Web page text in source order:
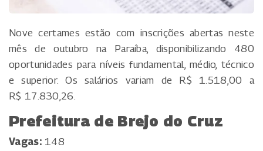
Nove certames estão com inscrições abertas neste
mês de outubro na Paraíba, disponibilizando 480
oportunidades para níveis fundamental, médio, técnico
e superior. Os salários variam de R$ 1.518,00 a
R$ 17.830,26.
Prefeitura de Brejo do Cruz
Vagas:148